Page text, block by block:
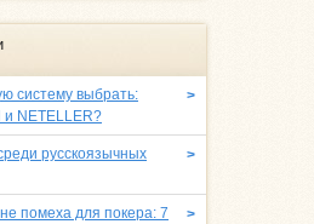
>
систему выбрать:
и NETELLER?
>
русскоязычных
>
помеха для покера: 7